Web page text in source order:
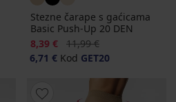
Stezne čarape s gaćicama
Basic Push-Up 20 DEN
Popust
8,39 € Prvobitna cijena
11,99 €
6,71 € Kod GET20